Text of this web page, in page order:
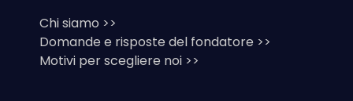
Chi siamo >>
Domande e risposte del fondatore >>
Motivi per scegliere noi >>